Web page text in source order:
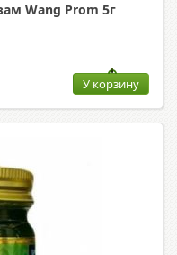
Wang Prom 5г
У корзину